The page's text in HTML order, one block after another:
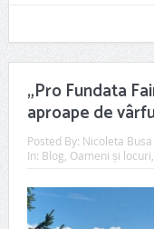
„Pro Fundata
aproape de
Posted By: Nicoleta Busa
In: Blog, Oameni și locuri,